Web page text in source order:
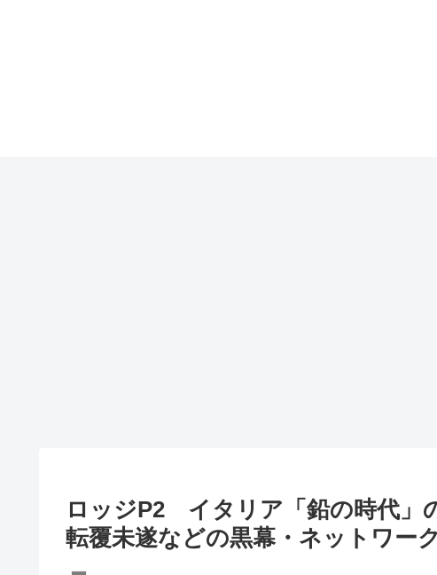
ロッジP2 イタリア「鉛の時代」
転覆未遂などの黒幕・ネットワー